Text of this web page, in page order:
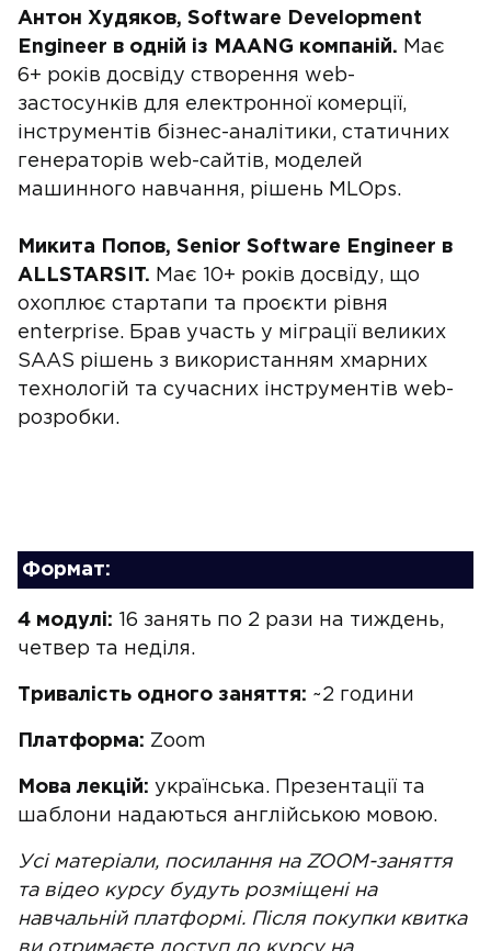
Антон Худяков, Software Development
Engineer в одній із MAANG компаній. Має
6+ років досвіду створення web-
застосунків для електронної комерції,
інструментів бізнес-аналітики, статичних
генераторів web-сайтів, моделей
машинного навчання, рішень MLOps.
Микита Попов, Senior Software Engineer в
ALLSTARSIT. Має 10+ років досвіду, що
охоплює стартапи та проєкти рівня
enterprise. Брав участь у міграції великих
SAAS рішень з використанням хмарних
технологій та сучасних інструментів web-
розробки.
Формат:
4 модулі: 16 занять по 2 рази на тиждень,
четвер та неділя.
Тривалість одного заняття: ~2 години
Платформа: Zoom
Мова лекцій: українська. Презентації та
шаблони надаються англійською мовою.
Усі матеріали, посилання на ZOOM-заняття
та відео курсу будуть розміщені на
навчальній платформі. Після покупки квитка